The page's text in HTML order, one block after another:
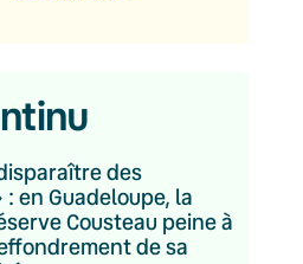
des
en Guadeloupe, la
Cousteau peine à
de sa